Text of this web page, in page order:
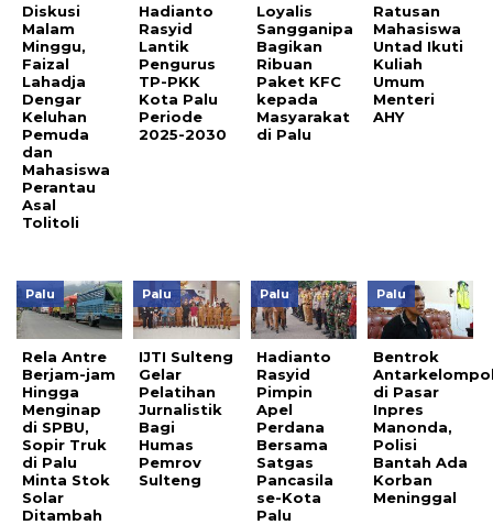
Diskusi
Malam
Minggu,
Faizal
Lahadja
Dengar
Keluhan
Pemuda
dan
Mahasiswa
Perantau
Asal
Tolitoli
Hadianto
Rasyid
Lantik
Pengurus
TP-PKK
Kota Palu
Periode
2025-2030
Loyalis
Sangganipa
Bagikan
Ribuan
Paket KFC
kepada
Masyarakat
di Palu
Ratusan
Mahasiswa
Untad Ikuti
Kuliah
Umum
Menteri
AHY
Palu
Rela Antre
Berjam-jam
Hingga
Menginap
di SPBU,
Sopir Truk
di Palu
Minta Stok
Solar
Ditambah
Palu
IJTI Sulteng
Gelar
Pelatihan
Jurnalistik
Bagi
Humas
Pemrov
Sulteng
Palu
Hadianto
Rasyid
Pimpin
Apel
Perdana
Bersama
Satgas
Pancasila
se-Kota
Palu
Palu
Bentrok
di Pasar
Inpres
Manonda,
Polisi
Bantah Ada
Korban
Meninggal